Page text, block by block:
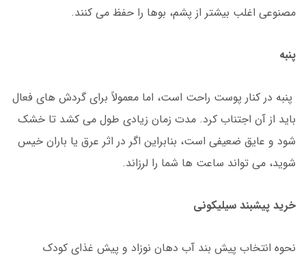
مصنوعی اغلب بیشتر از پشم، بوها را حفظ می کنند.
پنبه
پنبه در کنار پوست راحت است، اما معمولاً برای گردش های فعال
باید از آن اجتناب کرد. مدت زمان زیادی طول می کشد تا خشک
شود و عایق ضعیفی است، بنابراین اگر در اثر عرق یا باران خیس
شوید، می تواند ساعت ها شما را لرزاند.
خرید پیشبند سیلیکونی
نحوه انتخاب پیش بند آب دهان نوزاد و پیش غذای کودک